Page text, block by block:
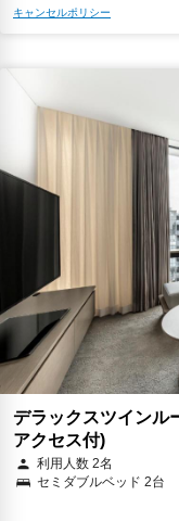
キャンセルポリシー
デラックスツインル
アクセス付)
利用人数 2名
セミダブルベッド 2台